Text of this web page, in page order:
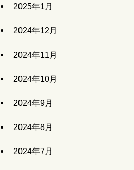
2025年1月
2024年12月
2024年11月
2024年10月
2024年9月
2024年8月
2024年7月